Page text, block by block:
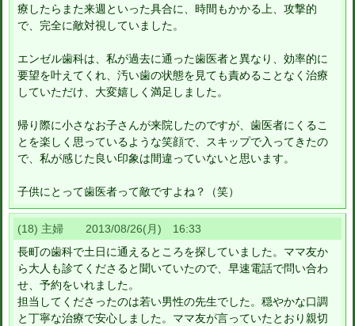
療したらまた来週といった具合に、時間もかかる上、攻撃的
で、完全に敵対視していました。
エンゼル歯科は、私が過去に通った歯医者と異なり、効率的に
要望を叶えてくれ、汚い歯の状態を見ても責めることなく治療
していただけ、大変嬉しく満足しました。
帰り際に小さなお子さんが来院したのですが、歯医者にくるこ
とを楽しく思っているような笑顔で、スキップで入ってきたの
で、私が感じた良い印象は間違っていないと思います。
子供にとって歯医者って敵ですよね？（笑）
(18) 主婦 2013/08/26(月) 16:33
長町の歯科で土日に通えるところを探していました。ママ友か
ら大人も診てくださると聞いていたので、早速電話で問い合わ
せ、予約をいれました。
担当してくださったのは若い男性の先生でした。穏やかな口調
と丁寧な治療で安心しました。ママ友が言っていたとおり親切